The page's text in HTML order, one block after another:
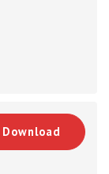
Download